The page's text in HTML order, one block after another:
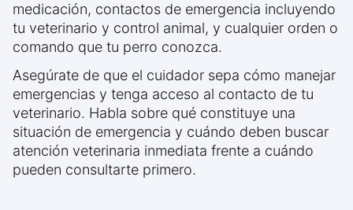
medicación, contactos de emergencia incluyendo
tu veterinario y control animal, y cualquier orden o
comando que tu perro conozca.
Asegúrate de que el cuidador sepa cómo manejar
emergencias y tenga acceso al contacto de tu
veterinario. Habla sobre qué constituye una
situación de emergencia y cuándo deben buscar
atención veterinaria inmediata frente a cuándo
pueden consultarte primero.